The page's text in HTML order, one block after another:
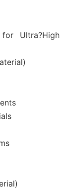
Ultra?High